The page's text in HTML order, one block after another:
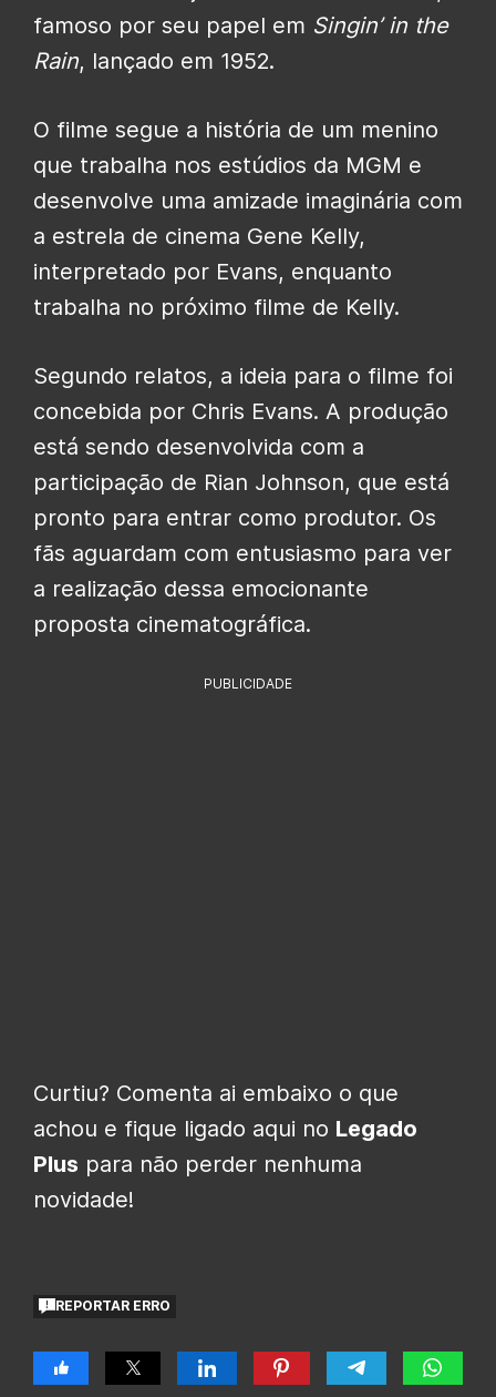
famoso por seu papel em Singin’ in the
Rain, lançado em 1952.
O filme segue a história de um menino
que trabalha nos estúdios da MGM e
desenvolve uma amizade imaginária com
a estrela de cinema Gene Kelly,
interpretado por Evans, enquanto
trabalha no próximo filme de Kelly.
Segundo relatos, a ideia para o filme foi
concebida por Chris Evans. A produção
está sendo desenvolvida com a
participação de Rian Johnson, que está
pronto para entrar como produtor. Os
fãs aguardam com entusiasmo para ver
a realização dessa emocionante
proposta cinematográfica.
PUBLICIDADE
Curtiu? Comenta ai embaixo o que
achou e fique ligado aqui no Legado
Plus para não perder nenhuma
novidade!
REPORTAR ERRO